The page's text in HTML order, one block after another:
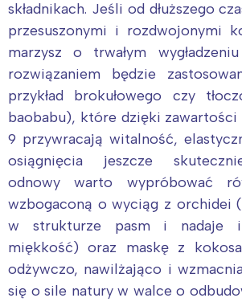
składnikach. Jeśli od dłuższego
przesuszonymi i rozdwojonymi
marzysz o trwałym
rozwiązaniem będzie
przykład brokułowego czy
baobabu), które dzięki zawartości
9 przywracają witalność,
osiągnięcia jeszcze
odnowy warto wypróbować
wzbogaconą o wyciąg z orchidei
w strukturze pasm i nadaje
miękkość) oraz maskę z
odżywczo, nawilżająco i
się o sile natury w walce o
Łódź
Trójmiasto
Poznań
Wrocław
Wybieram